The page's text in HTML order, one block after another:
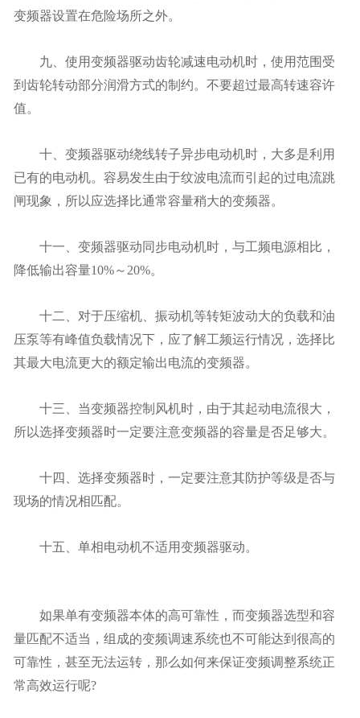
变频器设置在危险场所之外。
九、使用变频器驱动齿轮减速电动机时，使用范围受
到齿轮转动部分润滑方式的制约。不要超过最高转速容许
值。
十、变频器驱动绕线转子异步电动机时，大多是利用
已有的电动机。容易发生由于纹波电流而引起的过电流跳
闸现象，所以应选择比通常容量稍大的变频器。
十一、变频器驱动同步电动机时，与工频电源相比，
降低输出容量10%～20%。
十二、对于压缩机、振动机等转矩波动大的负载和油
压泵等有峰值负载情况下，应了解工频运行情况，选择比
其最大电流更大的额定输出电流的变频器。
十三、当变频器控制风机时，由于其起动电流很大，
所以选择变频器时一定要注意变频器的容量是否足够大。
十四、选择变频器时，一定要注意其防护等级是否与
现场的情况相匹配。
十五、单相电动机不适用变频器驱动。
如果单有变频器本体的高可靠性，而变频器选型和容
量匹配不适当，组成的变频调速系统也不可能达到很高的
可靠性，甚至无法运转，那么如何来保证变频调整系统正
常高效运行呢?